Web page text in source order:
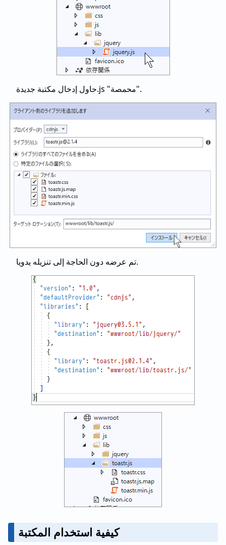
حاول إدخال مكتبة جديدة.js "محمصة".
تم عرضه دون الحاجة إلى تنزيله يدويا.
كيفية استخدام المكتبة